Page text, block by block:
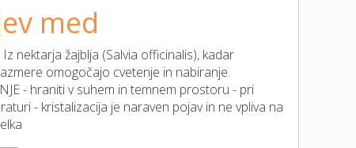
med
nektarja žajblja (Salvia officinalis), kadar
omogočajo cvetenje in nabiranje.
- hraniti v suhem in temnem prostoru - pri
- kristalizacija je naraven pojav in ne vpliva na